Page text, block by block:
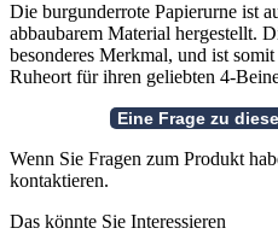
Die burgunderrote Papierurne ist
abbaubarem Material hergestellt.
besonderes Merkmal, und ist
Ruheort für ihren geliebten 4-
Wenn Sie Fragen zum Produkt
kontaktieren.
Das könnte Sie Interessieren